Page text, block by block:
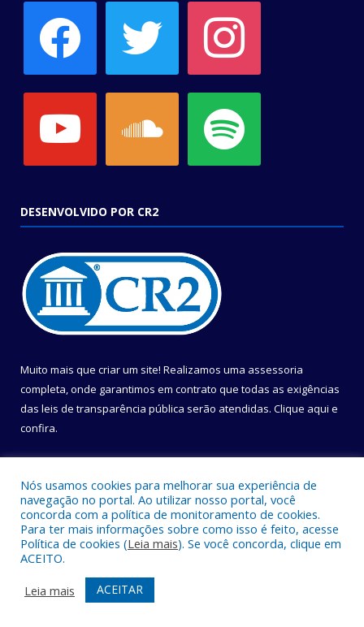
DESENVOLVIDO POR CR2
Muito mais que criar um site! Realizamos uma assessoria
completa, onde garantimos em contrato que todas as exigências
das leis de transparência pública serão atendidas. Clique aqui e
confira.
Todos os direitos reservados a Câmara Municipal de Belém.
Mapa do Site
Acessar Área Administrativa
Acessar Webmail
Nós usamos cookies para melhorar sua experiência de
navegação no portal. Ao utilizar nosso portal, você
concorda com a política de monitoramento de cookies.
Para ter mais informações sobre como isso é feito, acesse
Política de cookies (Leia mais). Se você concorda, clique em
ACEITO.
Leia mais
ACEITAR